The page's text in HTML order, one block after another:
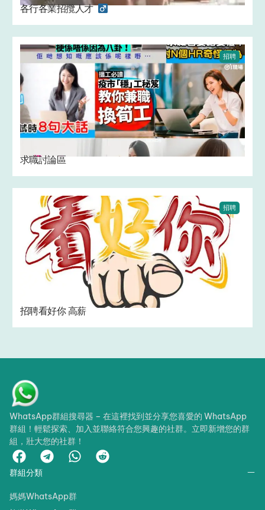
各行各業招攬人才 ‍ ‍
招聘
求職討論區
招聘
招聘看好你 高薪
WhatsApp群組搜尋器 – 在這裡找到並分享您喜愛的 WhatsApp
群組！輕鬆探索、加入並聯絡符合您興趣的社群。立即新增您的群
組，壯大您的社群！
群組分類
媽媽WhatsApp群